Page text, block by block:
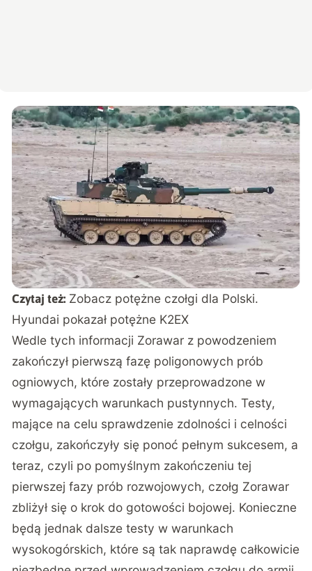
Czytaj też: Zobacz potężne czołgi dla Polski.
Hyundai pokazał potężne K2EX
Wedle tych informacji Zorawar z powodzeniem
zakończył pierwszą fazę poligonowych prób
ogniowych, które zostały przeprowadzone w
wymagających warunkach pustynnych. Testy,
mające na celu sprawdzenie zdolności i celności
czołgu, zakończyły się ponoć pełnym sukcesem, a
teraz, czyli po pomyślnym zakończeniu tej
pierwszej fazy prób rozwojowych, czołg Zorawar
zbliżył się o krok do gotowości bojowej. Konieczne
będą jednak dalsze testy w warunkach
wysokogórskich, które są tak naprawdę całkowicie